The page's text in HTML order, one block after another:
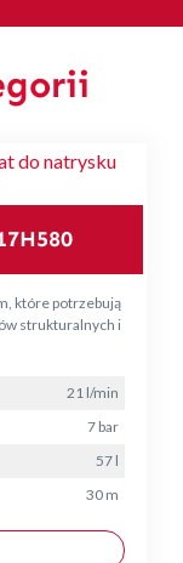
które potrzebują
strukturalnych i
21 l/min
7 bar
57 l
30 m